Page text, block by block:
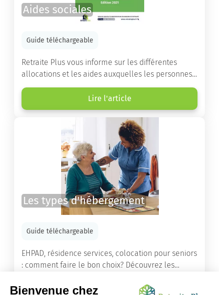
Aides sociales
Guide téléchargeable
Retraite Plus vous informe sur les différentes
allocations et les aides auxquelles les personnes
âgées ont droit pour financer un séjour en maison
de retraite ou un maintien à domicile.
Lire l'article
Les types d'hébergement
Guide téléchargeable
EHPAD, résidence services, colocation pour seniors
: comment faire le bon choix? Découvrez les
ainés.
Lire l'article